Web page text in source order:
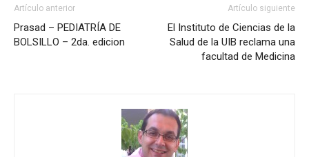
Artículo anterior
Prasad – PEDIATRÍA DE
BOLSILLO – 2da. edicion
Artículo siguiente
El Instituto de Ciencias de la
Salud de la UIB reclama una
facultad de Medicina